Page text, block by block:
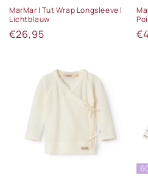
MarMar | Tut Wrap Longsleeve |
Lichtblauw
Normale
€26,95